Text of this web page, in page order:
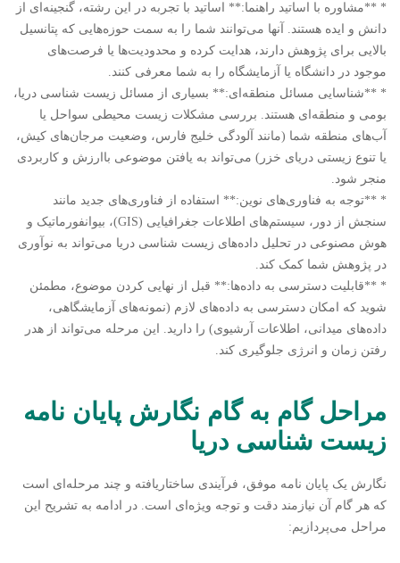
* **مشاوره با اساتید راهنما:** اساتید با تجربه در این رشته، گنجینه‌ای از
دانش و ایده هستند. آنها می‌توانند شما را به سمت حوزه‌هایی که پتانسیل
بالایی برای پژوهش دارند، هدایت کرده و محدودیت‌ها یا فرصت‌های
موجود در دانشگاه یا آزمایشگاه را به شما معرفی کنند.
* **شناسایی مسائل منطقه‌ای:** بسیاری از مسائل زیست شناسی دریا،
بومی و منطقه‌ای هستند. بررسی مشکلات زیست محیطی سواحل یا
آب‌های منطقه شما (مانند آلودگی خلیج فارس، وضعیت مرجان‌های کیش،
یا تنوع زیستی دریای خزر) می‌تواند به یافتن موضوعی باارزش و کاربردی
منجر شود.
* **توجه به فناوری‌های نوین:** استفاده از فناوری‌های جدید مانند
سنجش از دور، سیستم‌های اطلاعات جغرافیایی (GIS)، بیوانفورماتیک و
هوش مصنوعی در تحلیل داده‌های زیست شناسی دریا می‌تواند به نوآوری
در پژوهش شما کمک کند.
* **قابلیت دسترسی به داده‌ها:** قبل از نهایی کردن موضوع، مطمئن
شوید که امکان دسترسی به داده‌های لازم (نمونه‌های آزمایشگاهی،
داده‌های میدانی، اطلاعات آرشیوی) را دارید. این مرحله می‌تواند از هدر
رفتن زمان و انرژی جلوگیری کند.
مراحل گام به گام نگارش پایان نامه
زیست شناسی دریا
نگارش یک پایان نامه موفق، فرآیندی ساختاریافته و چند مرحله‌ای است
که هر گام آن نیازمند دقت و توجه ویژه‌ای است. در ادامه به تشریح این
مراحل می‌پردازیم: